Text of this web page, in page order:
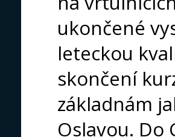
ukončené
leteckou
skončení
základnám
Oslavou. Do